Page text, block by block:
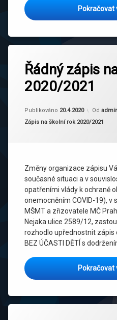
Pokračovat
Řádný zápis
2020/2021
Publikováno 20.4.2020 Od
Kategorie:
Zápis na školní rok 2020/2021
Změny organizace zápisu
současné situaci a v
opatřeními vlády k ochraně
onemocněním COVID-19), v
MŠMT a zřizovatele MČ
Nejaka ulice 2589/12,
rozhodlo upřednostnit zápis
BEZ ÚČASTI DĚTÍ s
Pokračovat